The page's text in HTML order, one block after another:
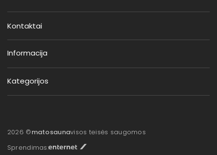
Kontaktai
Informacija
Kategorijos
2026 ©matosaunavisos teisės saugomos
Sprendimas: